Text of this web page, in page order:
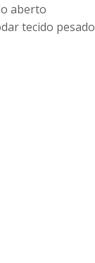
aberto
tecido pesado